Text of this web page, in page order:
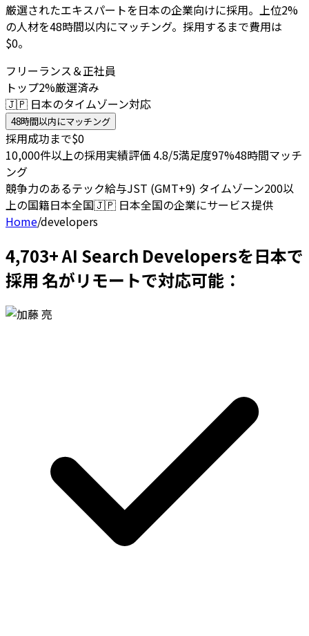
厳選されたエキスパートを日本の企業向けに採用。上位2%
の人材を48時間以内にマッチング。採用するまで費用は
$0。
フリーランス＆正社員
トップ2%厳選済み
🇯🇵 日本のタイムゾーン対応
48時間以内にマッチング
採用成功まで$0
10,000件以上の採用実績評価 4.8/5満足度97%48時間マッチ
ング
競争力のあるテック給与JST (GMT+9) タイムゾーン200以
上の国籍日本全国🇯🇵 日本全国の企業にサービス提供
Home/developers
4,703+ AI Search Developersを日本で
採用 名がリモートで対応可能：